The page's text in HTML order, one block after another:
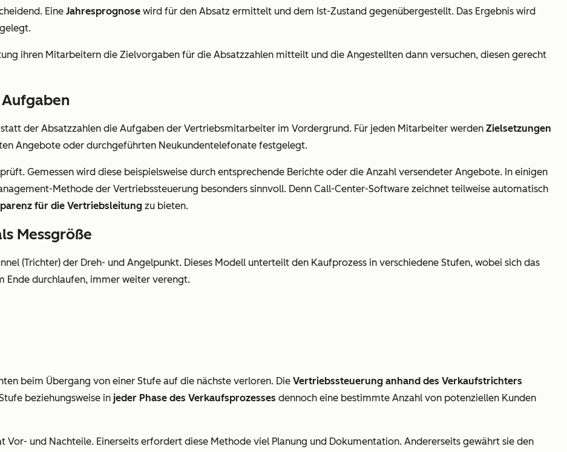
Eine Jahresprognose wird für den Absatz ermittelt und dem Ist-Zustand gegenübergestellt. Das Ergebnis wird
ihren Mitarbeitern die Zielvorgaben für die Absatzzahlen mitteilt und die Angestellten dann versuchen, diesen gerecht
der Absatzzahlen die Aufgaben der Vertriebsmitarbeiter im Vordergrund. Für jeden Mitarbeiter werden Zielsetzungen
Angebote oder durchgeführten Neukundentelefonate festgelegt.
Gemessen wird diese beispielsweise durch entsprechende Berichte oder die Anzahl versendeter Angebote. In einigen
Methode der Vertriebssteuerung besonders sinnvoll. Denn Call-Center-Software zeichnet teilweise automatisch
für die Vertriebsleitung zu bieten.
Messgröße
(Trichter) der Dreh- und Angelpunkt. Dieses Modell unterteilt den Kaufprozess in verschiedene Stufen, wobei sich das
Ende durchlaufen, immer weiter verengt.
beim Übergang von einer Stufe auf die nächste verloren. Die Vertriebssteuerung anhand des Verkaufstrichters
beziehungsweise in jeder Phase des Verkaufsprozesses dennoch eine bestimmte Anzahl von potenziellen Kunden
Vor- und Nachteile. Einerseits erfordert diese Methode viel Planung und Dokumentation. Andererseits gewährt sie den